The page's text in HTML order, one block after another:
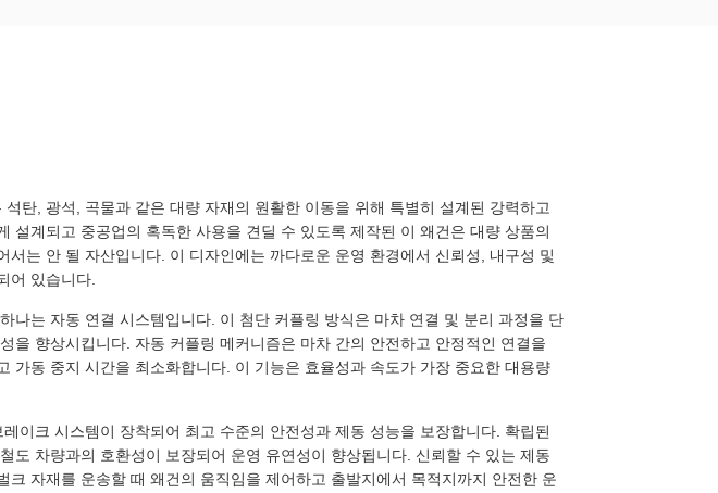
탄, 광석, 곡물과 같은 대량 자재의 원활한 이동을 위해 특별히 설계된 강력하고
설계되고 중공업의 혹독한 사용을 견딜 수 있도록 제작된 이 왜건은 대량 상품의
서는 안 될 자산입니다. 이 디자인에는 까다로운 운영 환경에서 신뢰성, 내구성 및
어 있습니다.
나는 자동 연결 시스템입니다. 이 첨단 커플링 방식은 마차 연결 및 분리 과정을 단
을 향상시킵니다. 자동 커플링 메커니즘은 마차 간의 안전하고 안정적인 연결을
가동 중지 시간을 최소화합니다. 이 기능은 효율성과 속도가 가장 중요한 대용량
이크 시스템이 장착되어 최고 수준의 안전성과 제동 성능을 보장합니다. 확립된
도 차량과의 호환성이 보장되어 운영 유연성이 향상됩니다. 신뢰할 수 있는 제동
크 자재를 운송할 때 왜건의 움직임을 제어하고 출발지에서 목적지까지 안전한 운